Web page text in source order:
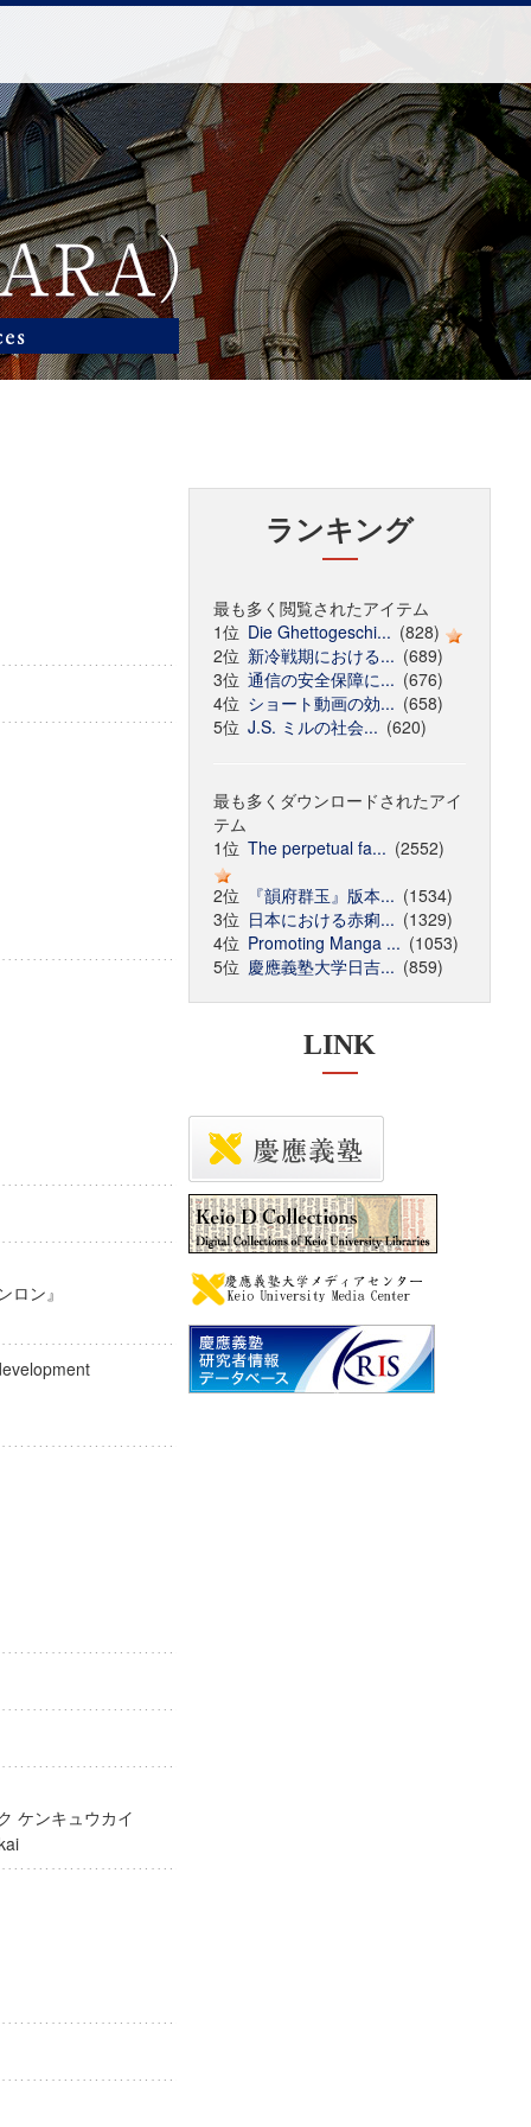
ロン』
ケンキュウカイ
ランキング
最も多く閲覧されたアイテム
1位 Die Ghettogeschi... (828)
2位 新冷戦期における... (689)
3位 通信の安全保障に... (676)
4位 ショート動画の効... (658)
5位 J.S. ミルの社会... (620)
最も多くダウンロードされたアイ
テム
1位 The perpetual fa... (2552)
2位
『韻府群玉』版本... (1534)
3位 日本における赤痢... (1329)
4位 Promoting Manga ... (1053)
5位 慶應義塾大学日吉... (859)
LINK